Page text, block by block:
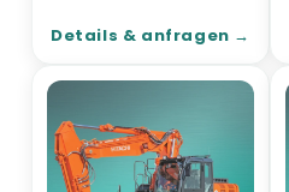
Details & anfragen